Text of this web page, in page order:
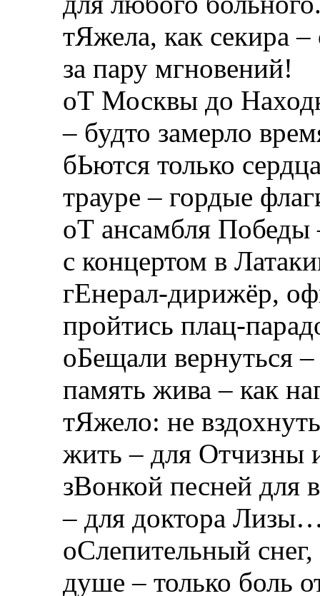
тЯжела, как секира
за пару мгновений!
оТ Москвы до
– будто замерло
бЬются только
трауре – гордые
оТ ансамбля
с концертом в
гЕнерал-дирижёр,
пройтись плац-
оБещали вернуться
память жива – как
тЯжело: не
жить – для Отчизны
зВонкой песней для
– для доктора
оСлепительный
душе – только боль